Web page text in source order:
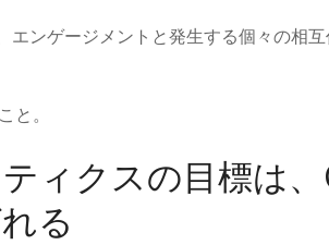
エンゲージメントと発生する個々の相
と。
ィクスの目標は、
る